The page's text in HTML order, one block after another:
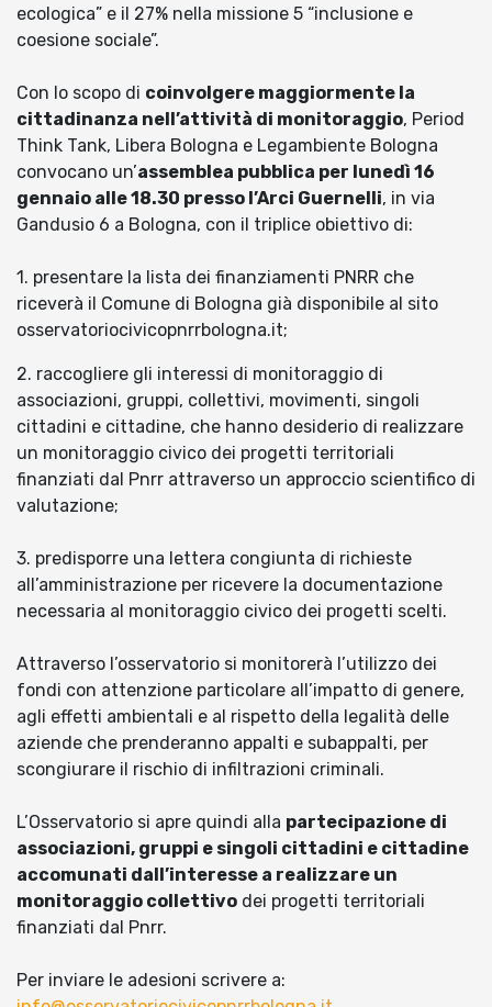
ecologica” e il 27% nella missione 5 “inclusione e
coesione sociale”.
Con lo scopo di coinvolgere maggiormente la
cittadinanza nell’attività di monitoraggio, Period
Think Tank, Libera Bologna e Legambiente Bologna
convocano un’assemblea pubblica per lunedì 16
gennaio alle 18.30 presso l’Arci Guernelli, in via
Gandusio 6 a Bologna, con il triplice obiettivo di:
1. presentare la lista dei finanziamenti PNRR che
riceverà il Comune di Bologna già disponibile al sito
osservatoriocivicopnrrbologna.it;
2. raccogliere gli interessi di monitoraggio di
associazioni, gruppi, collettivi, movimenti, singoli
cittadini e cittadine, che hanno desiderio di realizzare
un monitoraggio civico dei progetti territoriali
finanziati dal Pnrr attraverso un approccio scientifico di
valutazione;
3. predisporre una lettera congiunta di richieste
all’amministrazione per ricevere la documentazione
necessaria al monitoraggio civico dei progetti scelti.
Attraverso l’osservatorio si monitorerà l’utilizzo dei
fondi con attenzione particolare all’impatto di genere,
agli effetti ambientali e al rispetto della legalità delle
aziende che prenderanno appalti e subappalti, per
scongiurare il rischio di infiltrazioni criminali.
L’Osservatorio si apre quindi alla partecipazione di
associazioni, gruppi e singoli cittadini e cittadine
accomunati dall’interesse a realizzare un
monitoraggio collettivo dei progetti territoriali
finanziati dal Pnrr.
Per inviare le adesioni scrivere a: